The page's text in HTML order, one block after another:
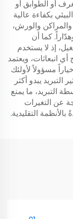
أو الطوابق أو
بكفاءة عالية
والورش،
كما أن
إذ لا يستخدم
أي انبعاثات، ويعتمد
مسؤولاً لأولئك
التبريد يبدو أكثر
التبريد، ما يمنع
عن التغيرات
التقليدية.